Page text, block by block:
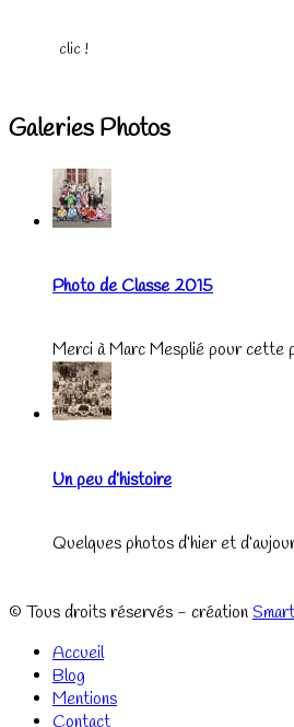
clic !
Galeries Photos
Photo de Classe 2015
Merci à Marc Mesplié pour cette
Un peu d’histoire
Quelques photos d’hier et
© Tous droits réservés - création
Accueil
Blog
Mentions
Contact